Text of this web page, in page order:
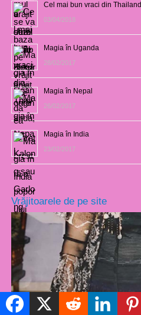
Cel mai bun vraci din
03/04/2018
Magia în Uganda
28/02/2017
Magia în Nepal
26/02/2017
Magia în India
23/02/2017
Vrăjitoarele de pe site